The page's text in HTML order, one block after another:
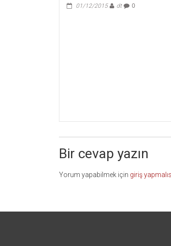
01/12/2015 dt 0
Bir cevap yazın
Yorum yapabilmek için giriş